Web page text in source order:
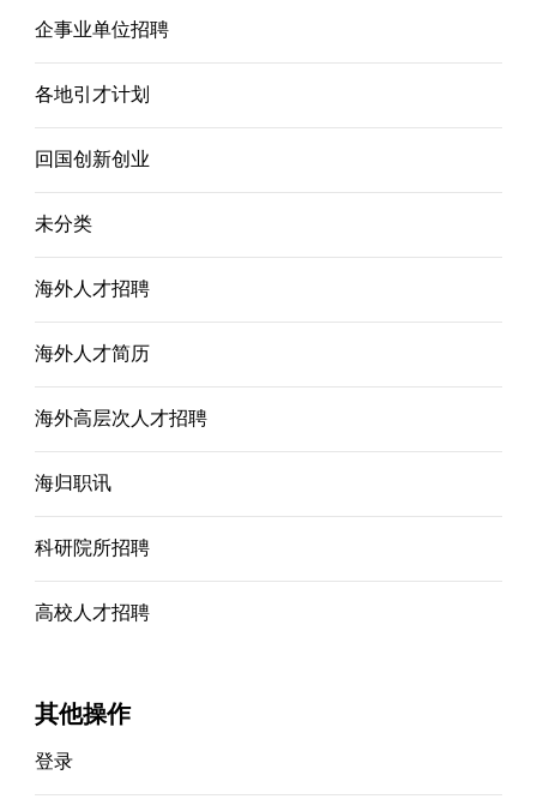
企事业单位招聘
各地引才计划
回国创新创业
未分类
海外人才招聘
海外人才简历
海外高层次人才招聘
海归职讯
科研院所招聘
高校人才招聘
其他操作
登录